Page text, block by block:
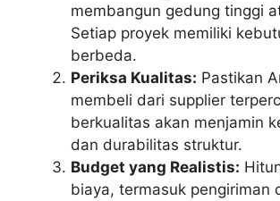
membangun gedung tinggi
Setiap proyek memiliki
berbeda.
Periksa Kualitas: Pastikan
membeli dari supplier
berkualitas akan menjamin
dan durabilitas struktur.
Budget yang Realistis:
biaya, termasuk pengiriman